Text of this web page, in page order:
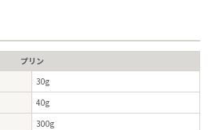
プリン
30g
40g
300g